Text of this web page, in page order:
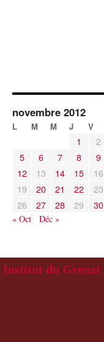
novembre 2012
L M M J V
1 2
5
6 7 8 9
12
13 14 15 16
19
20 21 22 23
26
27 28 29 30
« Oct Déc »
Institut du Grenat